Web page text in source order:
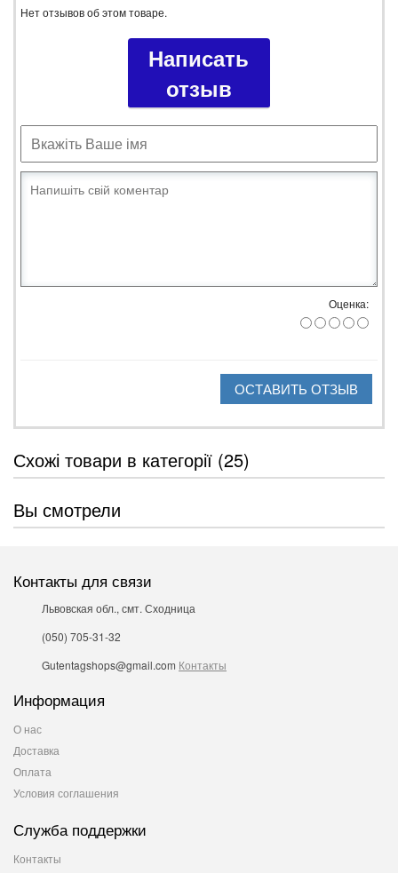
Нет отзывов об этом товаре.
Написать
отзыв
Оценка:
ОСТАВИТЬ ОТЗЫВ
Схожі товари в категорії (25)
Вы смотрели
Контакты для связи
Львовская обл., смт. Сходница
(050) 705-31-32
Gutentagshops@gmail.com Контакты
Информация
О нас
Доставка
Оплата
Условия соглашения
Служба поддержки
Контакты